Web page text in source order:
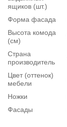
ящиков (шт.)
Форма фасада
Высота комода
(см)
Страна
производитель
Цвет (оттенок)
мебели
Ножки
Фасады